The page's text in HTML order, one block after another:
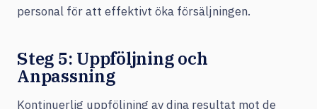
personal för att effektivt öka försäljningen.
Steg 5: Uppföljning och
Anpassning
Kontinuerlig uppföljning av dina resultat mot de